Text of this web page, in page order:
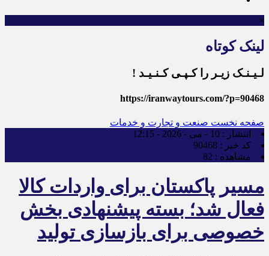
×
لینک کوتاه
لـیـنـک زیـر را کـپـی کـنـیـد !
https://iranwaytours.com/?p=90468
صفحه نخست صنعت و تجارت و خدمات
انتشار : 10 - می - 2026 - 12:15
کد خبر : 90468
مشاهده : 82
مسیر پاکستان برای واردات کالا
فعال شد؛ بسته پیشنهادی بخش
خصوصی برای بازسازی تولید